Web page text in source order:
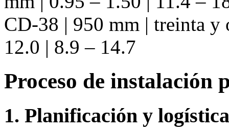
CD-38 | 950 mm | treinta y
12.0 | 8.9 – 14.7
Proceso de instalación
1. Planificación y